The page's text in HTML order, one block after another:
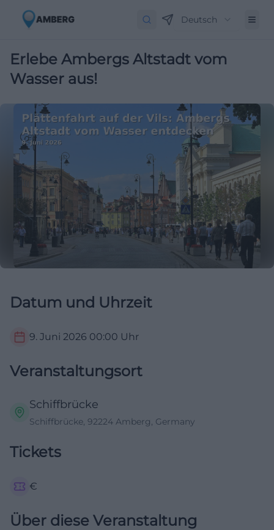
Deutsch
Erlebe Ambergs Altstadt vom
Wasser aus!
Datum und Uhrzeit
9. Juni 2026 00:00 Uhr
Veranstaltungsort
Schiffbrücke
Schiffbrücke, 92224 Amberg, Germany
Tickets
€
Über diese Veranstaltung